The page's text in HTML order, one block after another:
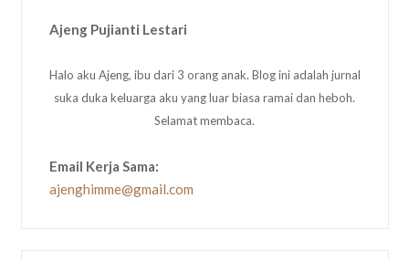
Ajeng Pujianti Lestari
Halo aku Ajeng, ibu dari 3 orang anak. Blog ini adalah jurnal
suka duka keluarga aku yang luar biasa ramai dan heboh.
Selamat membaca.
Email Kerja Sama:
ajenghimme@gmail.com